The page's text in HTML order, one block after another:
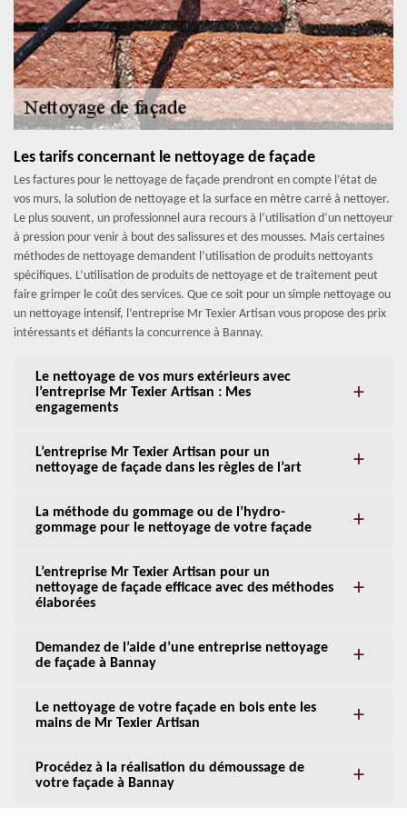
Les tarifs concernant le nettoyage de façade
Les factures pour le nettoyage de façade prendront en compte l’état de
vos murs, la solution de nettoyage et la surface en mètre carré à nettoyer.
Le plus souvent, un professionnel aura recours à l’utilisation d’un nettoyeur
à pression pour venir à bout des salissures et des mousses. Mais certaines
méthodes de nettoyage demandent l’utilisation de produits nettoyants
spécifiques. L’utilisation de produits de nettoyage et de traitement peut
faire grimper le coût des services. Que ce soit pour un simple nettoyage ou
un nettoyage intensif, l’entreprise Mr Texier Artisan vous propose des prix
intéressants et défiants la concurrence à Bannay.
Le nettoyage de vos murs extérieurs avec
l’entreprise Mr Texier Artisan : Mes
engagements
L’entreprise Mr Texier Artisan pour un
nettoyage de façade dans les règles de l’art
La méthode du gommage ou de l’hydro-
gommage pour le nettoyage de votre façade
L’entreprise Mr Texier Artisan pour un
nettoyage de façade efficace avec des méthodes
élaborées
Demandez de l’aide d’une entreprise nettoyage
de façade à Bannay
Le nettoyage de votre façade en bois ente les
mains de Mr Texier Artisan
Procédez à la réalisation du démoussage de
votre façade à Bannay